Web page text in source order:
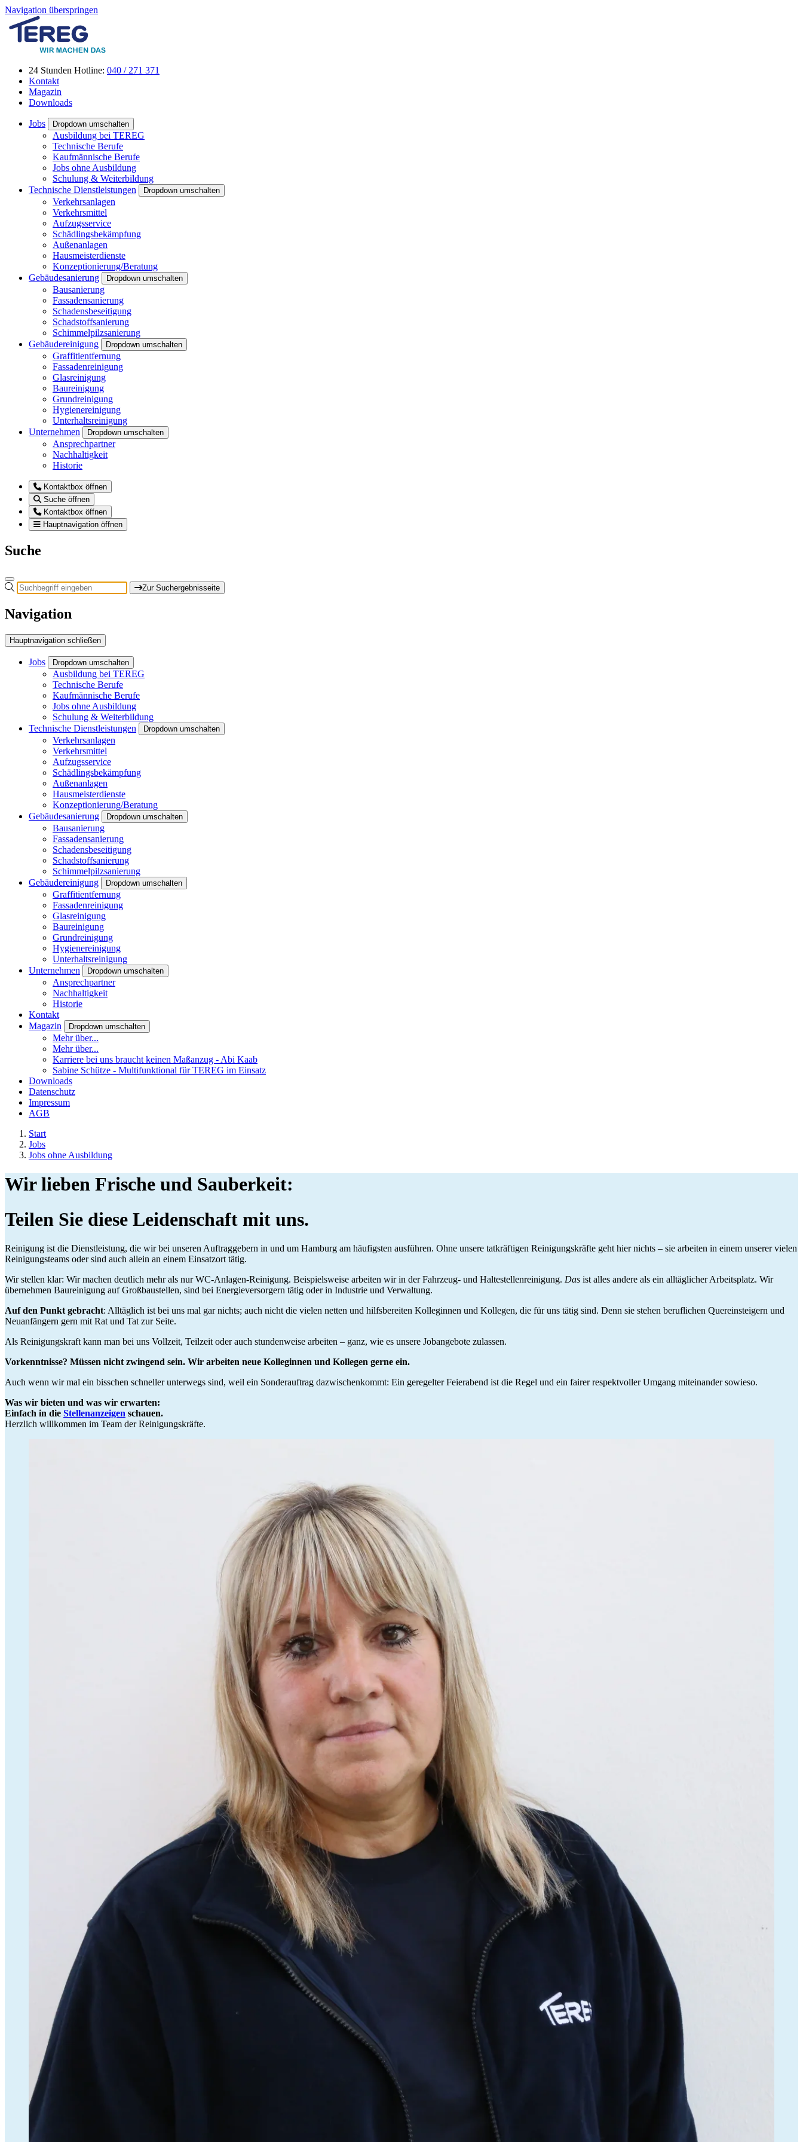
Navigation überspringen
24 Stunden Hotline: 040 / 271 371
Kontakt
Magazin
Downloads
Jobs Dropdown umschalten
Ausbildung bei TEREG
Technische Berufe
Kaufmännische Berufe
Jobs ohne Ausbildung
Schulung & Weiterbildung
Technische Dienstleistungen
Dropdown umschalten
Verkehrsanlagen
Verkehrsmittel
Aufzugsservice
Schädlingsbekämpfung
Außenanlagen
Hausmeisterdienste
Konzeptionierung/Beratung
Gebäudesanierung
Dropdown umschalten
Bausanierung
Fassadensanierung
Schadensbeseitigung
Schadstoffsanierung
Schimmelpilzsanierung
Gebäudereinigung
Dropdown umschalten
Graffitientfernung
Fassadenreinigung
Glasreinigung
Baureinigung
Grundreinigung
Hygienereinigung
Unterhaltsreinigung
Unternehmen
Dropdown umschalten
Ansprechpartner
Nachhaltigkeit
Historie
Kontaktbox öffnen
Suche öffnen
Kontaktbox öffnen
Hauptnavigation öffnen
Suche
Zur Suchergebnisseite
Navigation
Hauptnavigation schließen
Jobs Dropdown umschalten
Ausbildung bei TEREG
Technische Berufe
Kaufmännische Berufe
Jobs ohne Ausbildung
Schulung & Weiterbildung
Technische Dienstleistungen
Dropdown umschalten
Verkehrsanlagen
Verkehrsmittel
Aufzugsservice
Schädlingsbekämpfung
Außenanlagen
Hausmeisterdienste
Konzeptionierung/Beratung
Gebäudesanierung
Dropdown umschalten
Bausanierung
Fassadensanierung
Schadensbeseitigung
Schadstoffsanierung
Schimmelpilzsanierung
Gebäudereinigung
Dropdown umschalten
Graffitientfernung
Fassadenreinigung
Glasreinigung
Baureinigung
Grundreinigung
Hygienereinigung
Unterhaltsreinigung
Unternehmen
Dropdown umschalten
Ansprechpartner
Nachhaltigkeit
Historie
Kontakt
Magazin
Dropdown umschalten
Mehr über...
Mehr über...
Karriere bei uns braucht keinen Maßanzug - Abi Kaab
Sabine Schütze - Multifunktional für TEREG im Einsatz
Downloads
Datenschutz
Impressum
AGB
Start
Jobs
Jobs ohne Ausbildung
Wir lieben Frische und Sauberkeit:
Teilen Sie diese Leidenschaft mit uns.
Reinigung ist die Dienstleistung, die wir bei unseren Auftraggebern in und um Hamburg am häufigsten ausführen. Ohne unsere tatkräftigen Reinigungskräfte geht hier nichts – sie arbeiten in einem unserer vielen
Reinigungsteams oder sind auch allein an einem Einsatzort tätig.
Wir stellen klar: Wir machen deutlich mehr als nur WC-Anlagen-Reinigung. Beispielsweise arbeiten wir in der Fahrzeug- und Haltestellenreinigung. Das ist alles andere als ein alltäglicher Arbeitsplatz. Wir
übernehmen Baureinigung auf Großbaustellen, sind bei Energieversorgern tätig oder in Industrie und Verwaltung.
Auf den Punkt gebracht: Alltäglich ist bei uns mal gar nichts; auch nicht die vielen netten und hilfsbereiten Kolleginnen und Kollegen, die für uns tätig sind. Denn sie stehen beruflichen Quereinsteigern und
Neuanfängern gern mit Rat und Tat zur Seite.
Als Reinigungskraft kann man bei uns Vollzeit, Teilzeit oder auch stundenweise arbeiten – ganz, wie es unsere Jobangebote zulassen.
Vorkenntnisse? Müssen nicht zwingend sein. Wir arbeiten neue Kolleginnen und Kollegen gerne ein.
Auch wenn wir mal ein bisschen schneller unterwegs sind, weil ein Sonderauftrag dazwischenkommt: Ein geregelter Feierabend ist die Regel und ein fairer respektvoller Umgang miteinander sowieso.
Was wir bieten und was wir erwarten:
Einfach in die Stellenanzeigen schauen.
Herzlich willkommen im Team der Reinigungskräfte.